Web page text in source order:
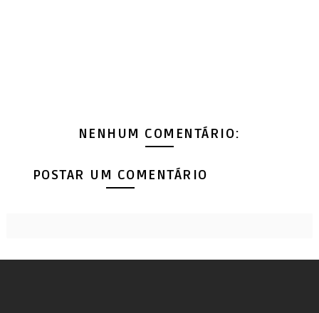
NENHUM COMENTÁRIO:
POSTAR UM COMENTÁRIO